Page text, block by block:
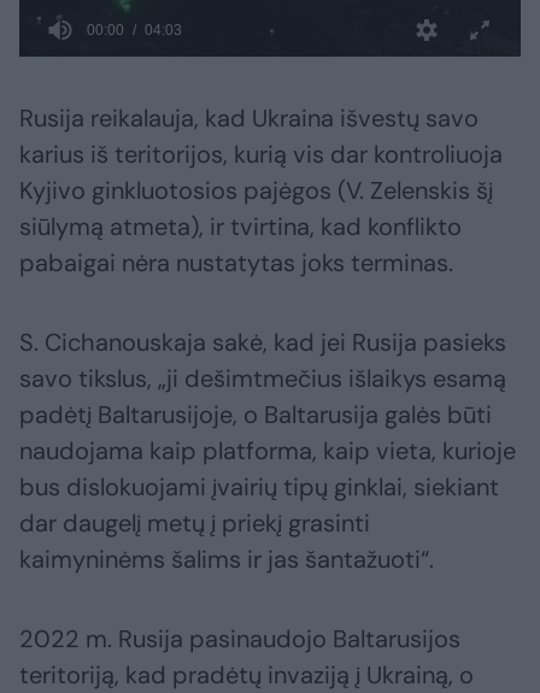
Rusija reikalauja, kad Ukraina išvestų savo
karius iš teritorijos, kurią vis dar kontroliuoja
Kyjivo ginkluotosios pajėgos (V. Zelenskis šį
siūlymą atmeta), ir tvirtina, kad konflikto
pabaigai nėra nustatytas joks terminas.
S. Cichanouskaja sakė, kad jei Rusija pasieks
savo tikslus, „ji dešimtmečius išlaikys esamą
padėtį Baltarusijoje, o Baltarusija galės būti
naudojama kaip platforma, kaip vieta, kurioje
bus dislokuojami įvairių tipų ginklai, siekiant
dar daugelį metų į priekį grasinti
kaimyninėms šalims ir jas šantažuoti“.
2022 m. Rusija pasinaudojo Baltarusijos
teritoriją, kad pradėtų invaziją į Ukrainą, o